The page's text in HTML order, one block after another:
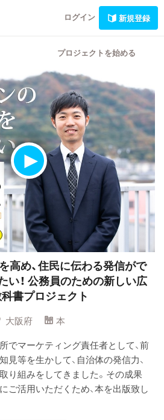
ログイン 新規登録
プロジェクトを始める
高め、住民に伝わる発信がで
い！ 公務員のための新しい広
書プロジェクト
大阪府
本
でマーケティング責任者として、前
等を生かして、自治体の発信力、
り組みをしてきました。その成果
ご活用いただくため、本を出版致し